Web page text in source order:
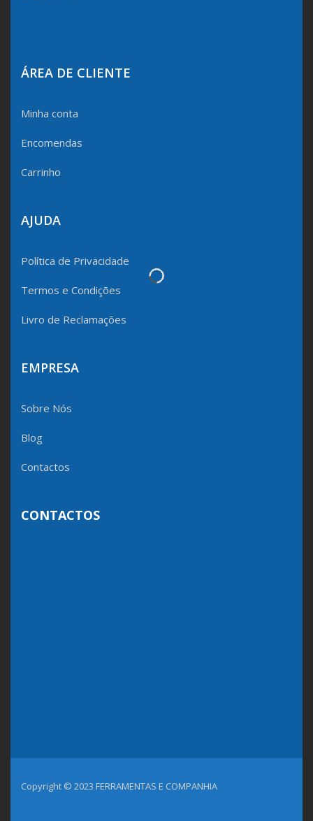
ÁREA DE CLIENTE
Minha conta
Encomendas
Carrinho
AJUDA
Política de Privacidade
Termos e Condições
Livro de Reclamações
EMPRESA
Sobre Nós
Blog
Contactos
CONTACTOS
Copyright © 2023 FERRAMENTAS E COMPANHIA